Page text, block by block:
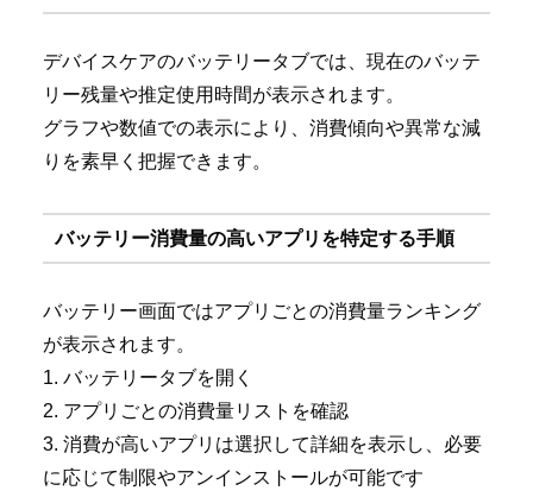
デバイスケアのバッテリータブでは、現在のバッテ
リー残量や推定使用時間が表示されます。
グラフや数値での表示により、消費傾向や異常な減
りを素早く把握できます。
バッテリー消費量の高いアプリを特定する手順
バッテリー画面ではアプリごとの消費量ランキング
が表示されます。
1. バッテリータブを開く
2. アプリごとの消費量リストを確認
3. 消費が高いアプリは選択して詳細を表示し、必要
に応じて制限やアンインストールが可能です